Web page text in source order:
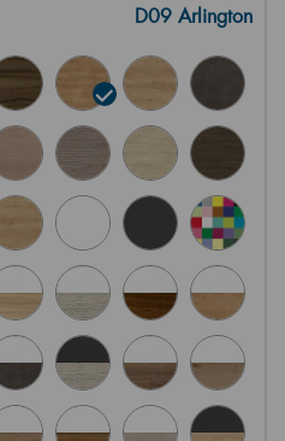
D09 Arlington